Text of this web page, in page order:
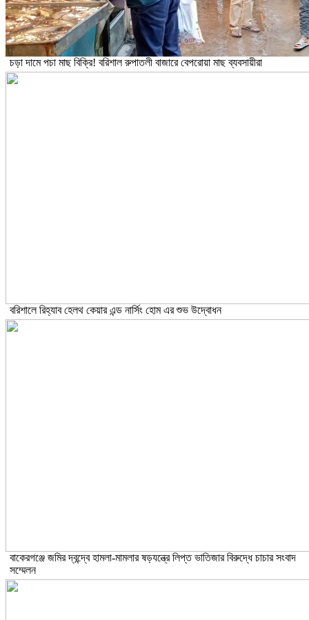
চড়া দামে পচা মাছ বিক্রি! বরিশাল রুপাতলী বাজারে বেপরোয়া মাছ ব্যবসায়ীরা
বরিশালে রিহ্যাব হেলথ কেয়ার এন্ড নার্সিং হোম এর শুভ উদ্বোধন
বাকেরগঞ্জে জমির দ্বন্দ্বে হামলা-মামলার ষড়যন্ত্রে লিপ্ত ভাতিজার বিরুদ্ধে চাচার সংবাদ
সম্মেলন